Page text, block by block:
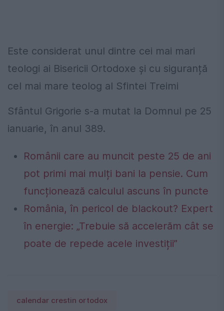
Este considerat unul dintre cei mai mari
teologi ai Bisericii Ortodoxe și cu siguranță
cel mai mare teolog al Sfintei Treimi
Sfântul Grigorie s-a mutat la Domnul pe 25
ianuarie, în anul 389.
Românii care au muncit peste 25 de ani
pot primi mai mulți bani la pensie. Cum
funcționează calculul ascuns în puncte
România, în pericol de blackout? Expert
în energie: „Trebuie să accelerăm cât se
poate de repede acele investiții”
calendar crestin ortodox